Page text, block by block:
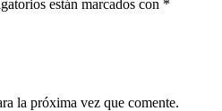
están marcados con *
la próxima vez que comente.